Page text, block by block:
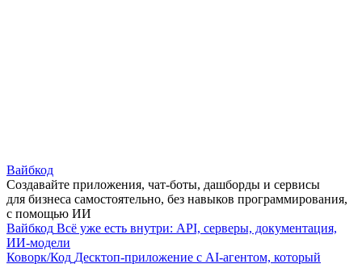
Вайбкод
Создавайте приложения, чат-боты, дашборды и сервисы
для бизнеса самостоятельно, без навыков программирования,
с помощью ИИ
Вайбкод Всё уже есть внутри: API, серверы, документация,
ИИ-модели
Коворк/Код Десктоп-приложение с AI-агентом, который